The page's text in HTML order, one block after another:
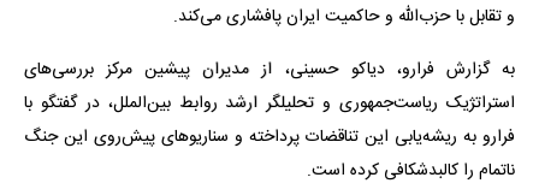
و تقابل با حزب‌الله و حاکمیت ایران پافشاری می‌کند.
به گزارش فرارو، دیاکو حسینی، از مدیران پیشین مرکز بررسی‌های
استراتژیک ریاست‌جمهوری و تحلیلگر ارشد روابط بین‌الملل، در گفتگو با
فرارو به ریشه‌یابی این تناقضات پرداخته و سناریوهای پیش‌روی این جنگ
ناتمام را کالبدشکافی کرده است.